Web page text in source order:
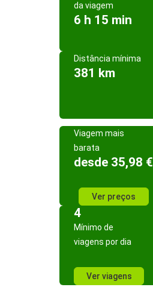
da viagem
6 h 15 min
Distância mínima
381 km
Viagem mais
barata
desde 35,98 €
Ver preços
4
Mínimo de
viagens por dia
Ver viagens